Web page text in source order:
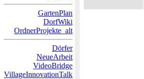
GartenPlan
DorfWiki
OrdnerProjekte_alt
Dörfer
NeueArbeit
VideoBridge
VillageInnovationTalk